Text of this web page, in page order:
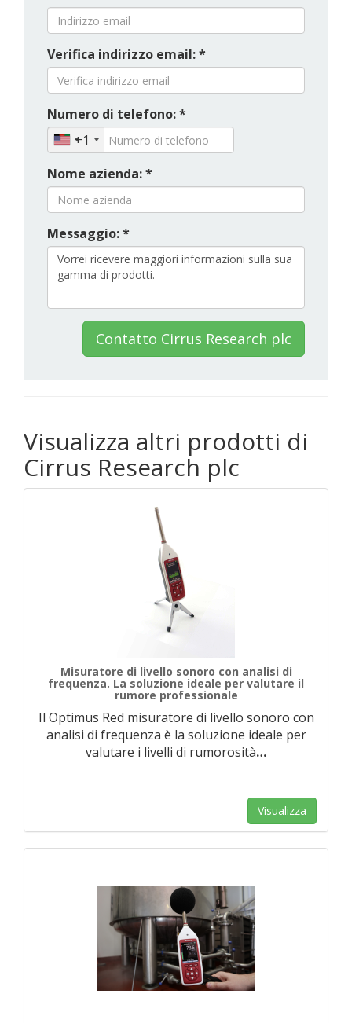
Verifica indirizzo email: *
Numero di telefono: *
+1
Nome azienda: *
Messaggio: *
Contatto Cirrus Research plc
Visualizza altri prodotti di
Cirrus Research plc
Misuratore di livello sonoro con analisi di
frequenza. La soluzione ideale per valutare il
rumore professionale
Il Optimus Red misuratore di livello sonoro con
analisi di frequenza è la soluzione ideale per
valutare i livelli di rumorosità…
Visualizza